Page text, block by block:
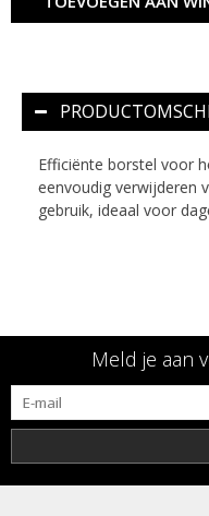
Efficiënte borstel voor
eenvoudig verwijderen
gebruik, ideaal voor
Meld je aan